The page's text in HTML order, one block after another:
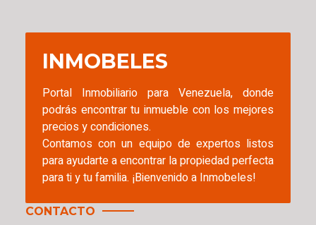
INMOBELES
Portal Inmobiliario para Venezuela, donde
podrás encontrar tu inmueble con los mejores
precios y condiciones.
Contamos con un equipo de expertos listos
para ayudarte a encontrar la propiedad perfecta
para ti y tu familia. ¡Bienvenido a Inmobeles!
CONTACTO